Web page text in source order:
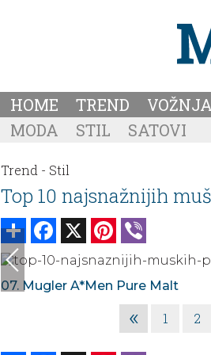
HOME TREND VOŽNJA
MODA
STIL SATOVI
Trend - Stil
Top 10 najsnažnijih
Share Facebook Pinterest
07. Mugler A*Men Pure Malt
« 1 2